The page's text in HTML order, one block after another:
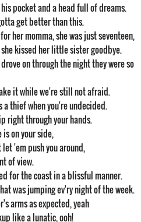
pocket and a head full of dreams.
get better than this.
her momma, she was just seventeen,
kissed her little sister goodbye.
on through the night they were so
it while we're still not afraid.
thief when you're undecided.
right through your hands.
on your side,
'em push you around,
of view.
for the coast in a blissful manner.
was jumping ev'ry night of the week.
arms as expected, yeah
like a lunatic, ooh!